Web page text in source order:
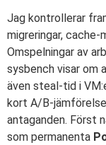
Jag kontrollerar
migreringar,
Omspelningar av
sysbench visar om
även steal-tid i
kort A/B-
antaganden. Först
som permanenta